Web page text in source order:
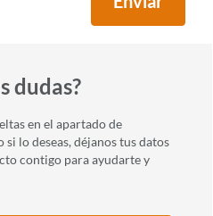
dudas?
en el apartado de
si lo deseas, déjanos tus datos
contigo para ayudarte y